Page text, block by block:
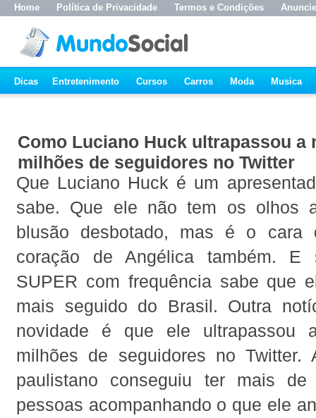
Home Política de Privacidade Termos e Condições Anuncie
Dicas Entretenimento Cursos Carros Moda Musica
Como Luciano Huck ultrapassou a
milhões de seguidores no Twitter
Que Luciano Huck é um
sabe. Que ele não tem os olhos
blusão desbotado, mas é o cara
coração de Angélica também.
SUPER com frequência sabe que
mais seguido do Brasil. Outra
novidade é que ele ultrapassou
milhões de seguidores no Twitter.
paulistano conseguiu ter mais
pessoas acompanhando o que ele